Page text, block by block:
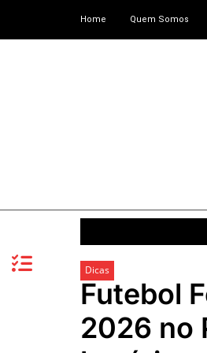
Home Quem Somos
Dicas
Futebol
2026 no